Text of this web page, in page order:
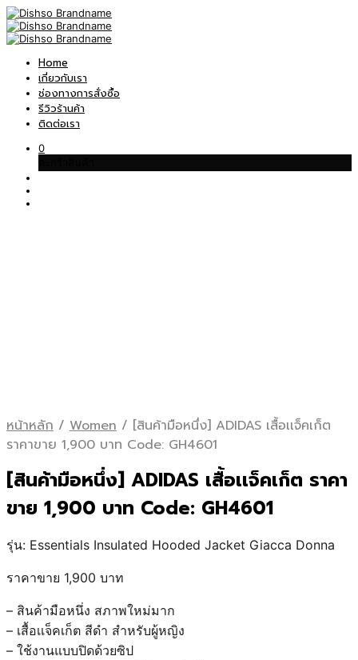
Home
เกี่ยวกับเรา
ช่องทางการสั่งซื้อ
รีวิวร้านค้า
ติดต่อเรา
0
หน้าหลัก / Women / [สินค้ามือหนึ่ง] ADIDAS เสื้อเเจ็คเก็ต
ราคาขาย 1,900 บาท Code: GH4601
[สินค้ามือหนึ่ง] ADIDAS เสื้อเเจ็คเก็ต ราคา
ขาย 1,900 บาท Code: GH4601
รุ่น: Essentials Insulated Hooded Jacket Giacca Donna
ราคาขาย 1,900 บาท
– สินค้ามือหนึ่ง สภาพใหม่มาก
– เสื้อเเจ็คเก็ต สีดำ สำหรับผู้หญิง
– ใช้งานแบบปิดด้วยซิป